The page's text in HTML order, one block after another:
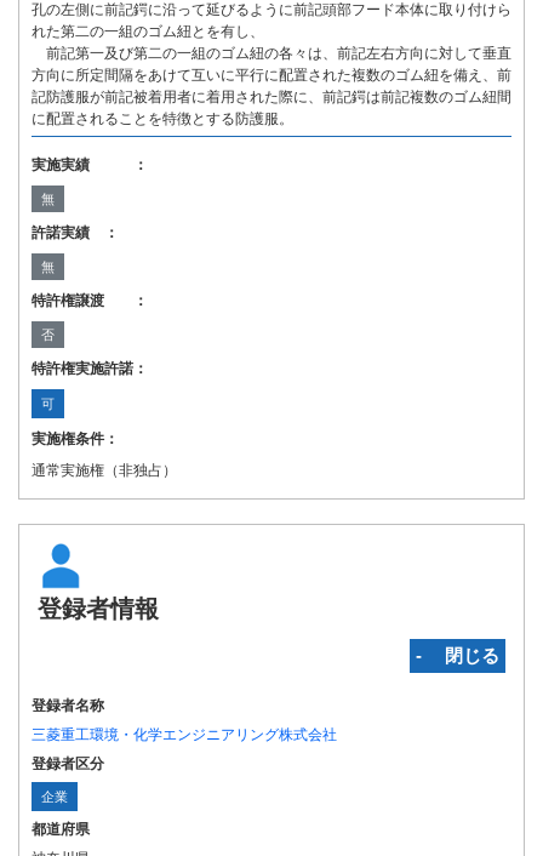
孔の左側に前記鍔に沿って延びるように前記頭部フード本体に取り付けら
れた第二の一組のゴム紐とを有し、
前記第一及び第二の一組のゴム紐の各々は、前記左右方向に対して垂直
方向に所定間隔をあけて互いに平行に配置された複数のゴム紐を備え、前
記防護服が前記被着用者に着用された際に、前記鍔は前記複数のゴム紐間
に配置されることを特徴とする防護服。
実施実績 ：
無
許諾実績 ：
無
特許権譲渡 ：
否
特許権実施許諾：
可
実施権条件：
通常実施権（非独占）
登録者情報
‐ 閉じる
登録者名称
三菱重工環境・化学エンジニアリング株式会社
登録者区分
企業
都道府県